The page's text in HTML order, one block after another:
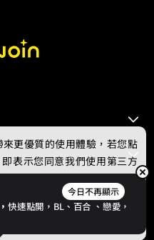
今日不再顯示
快速點開，BL、 百合 、戀愛，
更優質的使用體驗，若您點
表示您同意我們使用第三方
權政策。